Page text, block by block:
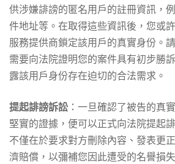
供涉嫌誹謗的匿名用戶的註冊資訊，
件地址等。在取得這些資訊後，您或
服務提供商鎖定該用戶的真實身份。
需要向法院證明您的案件具有初步勝
露該用戶身份存在迫切的合法需求。
提起誹謗訴訟 ：一旦確認了被告的真
堅實的證據，便可以正式向法院提起
不僅在於要求對方刪除內容、發表更
濟賠償，以彌補您因此遭受的名譽損